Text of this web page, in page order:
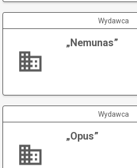
Wydawca
„Nemunas”
Wydawca
„Opus”